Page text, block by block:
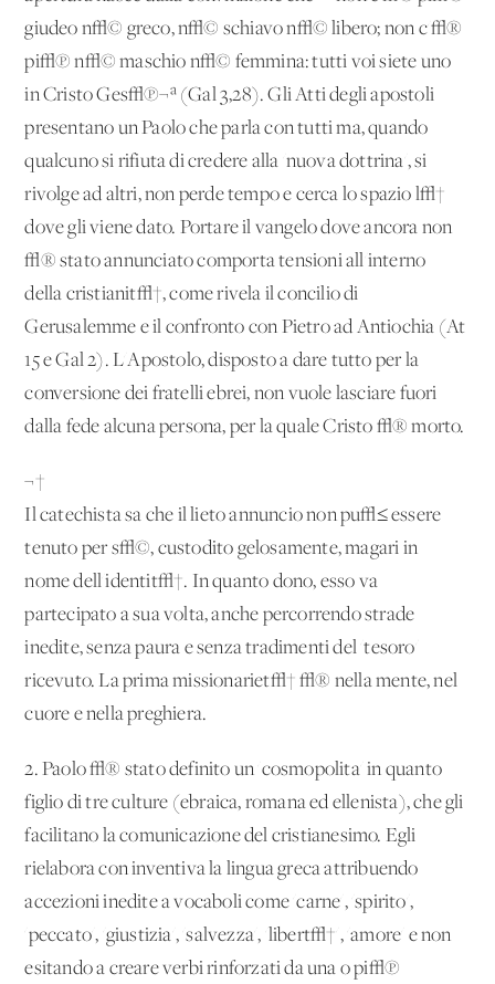
giudeo n√© greco, n√© schiavo n√© libero; non c'√®
pi√π n√© maschio n√© femmina: tutti voi siete uno
in Cristo Ges√π¬ª (Gal 3,28). Gli Atti degli apostoli
presentano un Paolo che parla con tutti ma, quando
qualcuno si rifiuta di credere alla 'nuova dottrina', si
rivolge ad altri, non perde tempo e cerca lo spazio l√†
dove gli viene dato. Portare il vangelo dove ancora non
√® stato annunciato comporta tensioni all'interno
della cristianit√†, come rivela il concilio di
Gerusalemme e il confronto con Pietro ad Antiochia (At
15 e Gal 2). L'Apostolo, disposto a dare tutto per la
conversione dei fratelli ebrei, non vuole lasciare fuori
dalla fede alcuna persona, per la quale Cristo √® morto.
¬†
Il catechista sa che il lieto annuncio non pu√≤ essere
tenuto per s√©, custodito gelosamente, magari in
nome dell'identit√†. In quanto dono, esso va
partecipato a sua volta, anche percorrendo strade
inedite, senza paura e senza tradimenti del 'tesoro'
ricevuto. La prima missionariet√† √® nella mente, nel
cuore e nella preghiera.
2. Paolo √® stato definito un 'cosmopolita' in quanto
figlio di tre culture (ebraica, romana ed ellenista), che gli
facilitano la comunicazione del cristianesimo. Egli
rielabora con inventiva la lingua greca attribuendo
accezioni inedite a vocaboli come 'carne', 'spirito',
'peccato', 'giustizia', 'salvezza', 'libert√†', 'amore' e non
esitando a creare verbi rinforzati da una o pi√π